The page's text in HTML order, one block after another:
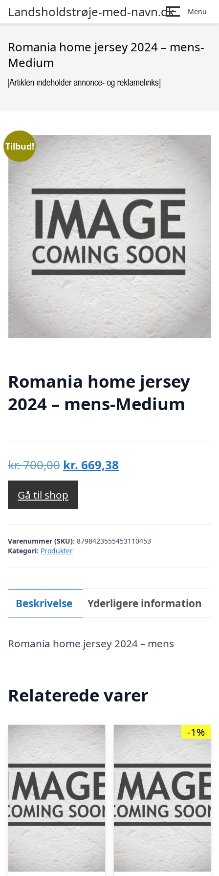
Landsholdstrøje-med-navn.dk Menu
Romania home jersey 2024 – mens-
Medium
Tilbud!
Romania home jersey
2024 – mens-Medium
kr.700,00 Den
oprindelige
pris
var:
kr. 700,00.
kr. 669,38
kr. 669,38.
Gå til shop
Varenummer (SKU): 8798423555453110453
Kategori: Produkter
Beskrivelse Yderligere information
Romania home jersey 2024 – mens
Relaterede varer
-1%